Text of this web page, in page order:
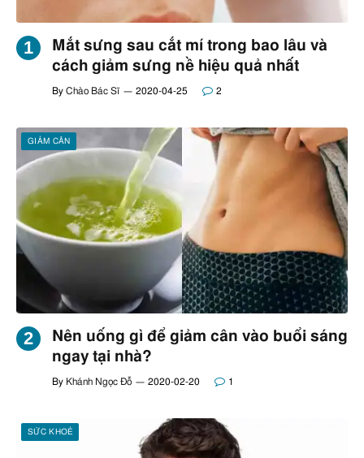
Mắt sưng sau cắt mí trong bao lâu và
cách giảm sưng nề hiệu quả nhất
By Chào Bác Sĩ 2020-04-25 2
GIẢM CÂN
Nên uống gì để giảm cân vào buổi sáng
ngay tại nhà?
By Khánh Ngọc Đỗ 2020-02-20 1
SỨC KHOẺ